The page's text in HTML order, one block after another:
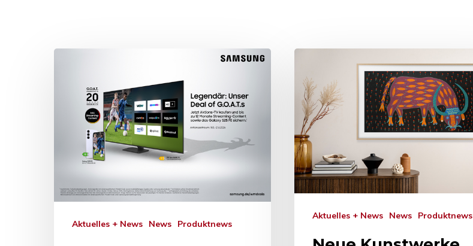
Drücken Sie Enter zum Suchen oder ESC zum Schließen.
Aktuelles + News News Produktnews
Aktuelles + News News Produktnews